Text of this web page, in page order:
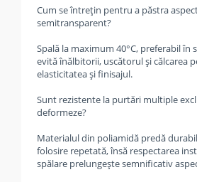
Cum se întrețin pentru a păstra
semitransparent?
Spală la maximum 40°C, preferabil în
evită înălbitorii, uscătorul și călcarea
elasticitatea și finisajul.
Sunt rezistente la purtări multiple
deformeze?
Materialul din poliamidă predă
folosire repetată, însă respectarea
spălare prelungește semnificativ